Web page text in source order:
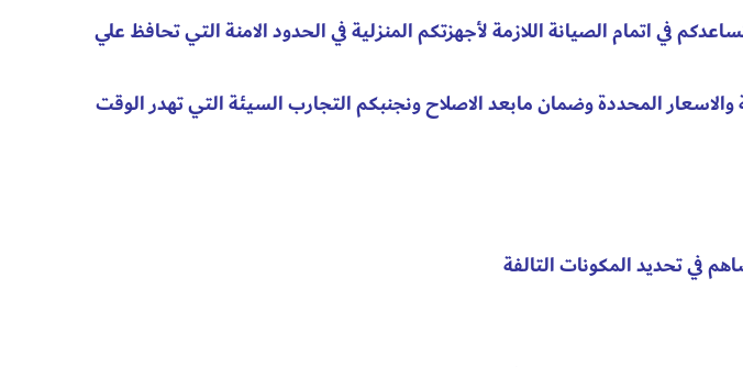
في اتمام الصيانة اللازمة لأجهزتكم المنزلية في الحدود الامنة التي تحافظ علي
المحددة وضمان مابعد الاصلاح ونجنبكم التجارب السيئة التي تهدر الوقت
في تحديد المكونات التالفة